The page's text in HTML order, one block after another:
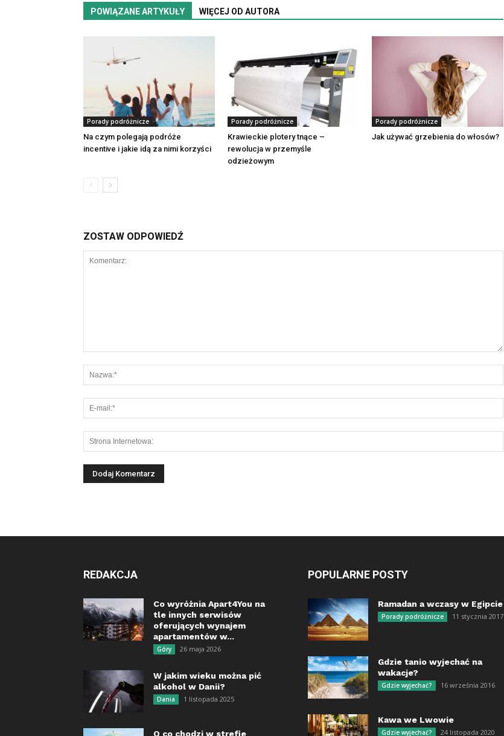
POWIĄZANE ARTYKUŁY WIĘCEJ OD AUTORA
Porady podróżnicze
Na czym polegają podróże
incentive i jakie idą za nimi korzyści
Porady podróżnicze
Krawieckie plotery tnące –
rewolucja w przemyśle
odzieżowym
Porady podróżnicze
Jak używać grzebienia do włosów?
ZOSTAW ODPOWIEDŹ
REDAKCJA
Co wyróżnia Apart4You na
tle innych serwisów
oferujących wynajem
apartamentów w...
Góry 26 maja 2026
W jakim wieku można pić
alkohol w Danii?
Dania 1 listopada 2025
O co chodzi w strefie
POPULARNE POSTY
Ramadan a wczasy w Egipcie
Porady podróżnicze 11 stycznia 2017
Gdzie tanio wyjechać na
wakacje?
Gdzie wyjechać? 16 września 2016
Kawa we Lwowie
Gdzie wyjechać? 24 listopada 2020